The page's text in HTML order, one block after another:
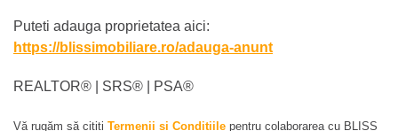
Puteti adauga proprietatea aici:
https://blissimobiliare.ro/adauga-anunt
REALTOR®️ | SRS®️ | PSA®️
Vă rugăm să citiți Termenii și Condițiile pentru colaborarea cu BLISS